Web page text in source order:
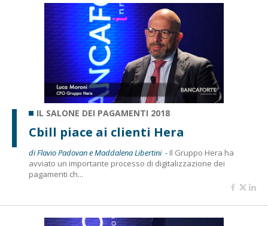
IL SALONE DEI PAGAMENTI 2018
Cbill piace ai clienti Hera
di Flavio Padovan e Maddalena Libertini - Il Gruppo Hera ha
avviato un importante processo di digitalizzazione dei
pagamenti ch...